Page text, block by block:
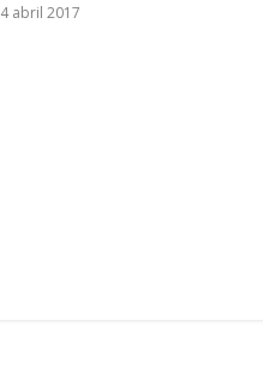
4 abril 2017